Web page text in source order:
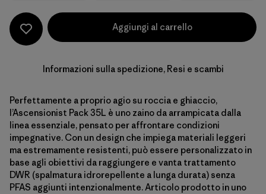
Aggiungi al carrello
Informazioni sulla spedizione, Resi e scambi
Perfettamente a proprio agio su roccia e ghiaccio,
l’Ascensionist Pack 35L è uno zaino da arrampicata dalla
linea essenziale, pensato per affrontare condizioni
impegnative. Con un design che impiega materiali leggeri
ma estremamente resistenti, può essere personalizzato in
base agli obiettivi da raggiungere e vanta trattamento
DWR (spalmatura idrorepellente a lunga durata) senza
PFAS aggiunti intenzionalmente. Articolo prodotto in uno